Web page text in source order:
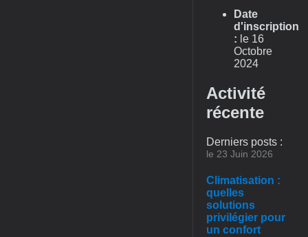
Date
d'inscription
: le 16
Octobre
2024
Activité
récente
Derniers posts :
le 23 Juin 2026
Climatisation :
quelles
solutions
privilégier pour
un confort